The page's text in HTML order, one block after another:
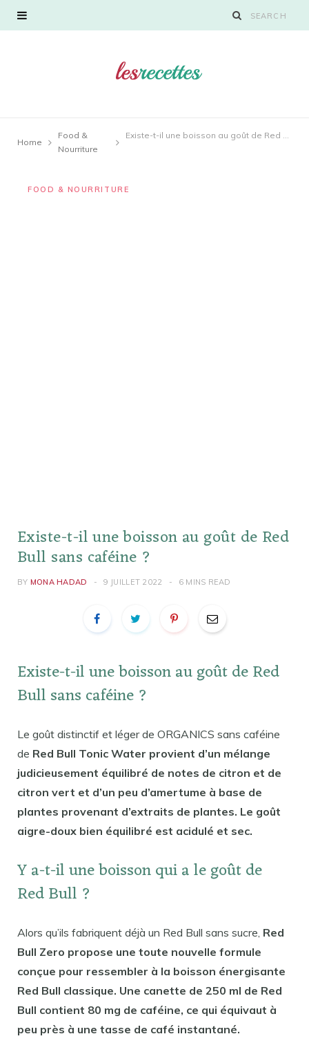
Home
Food &
Nourriture
Existe-t-il une boisson au goût de Red Bull sans caféine ?
FOOD & NOURRITURE
Existe-t-il une boisson au goût de Red
Bull sans caféine ?
BY MONA HADAD 9 JUILLET 2022 6 MINS READ
Existe-t-il une boisson au goût de Red
Bull sans caféine ?
Le goût distinctif et léger de ORGANICS sans caféine
de Red Bull Tonic Water provient d’un mélange
judicieusement équilibré de notes de citron et de
citron vert et d’un peu d’amertume à base de
plantes provenant d’extraits de plantes. Le goût
aigre-doux bien équilibré est acidulé et sec.
Y a-t-il une boisson qui a le goût de
Red Bull ?
Alors qu’ils fabriquent déjà un Red Bull sans sucre, Red
Bull Zero propose une toute nouvelle formule
conçue pour ressembler à la boisson énergisante
Red Bull classique. Une canette de 250 ml de Red
Bull contient 80 mg de caféine, ce qui équivaut à
peu près à une tasse de café instantané.